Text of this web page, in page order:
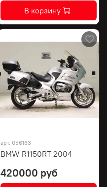
В корзину
арт. 056163
BMW R1150RT 2004
420000 руб